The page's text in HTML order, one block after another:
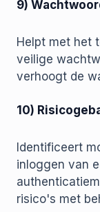
9)
Helpt met het
veilige
verhoogt de
10)
Identificeert
inloggen van
risico's met